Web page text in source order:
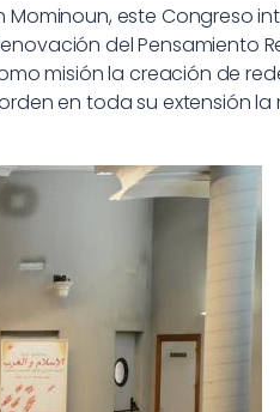
este Congreso
del Pensamiento
misión la creación de
en toda su extensión